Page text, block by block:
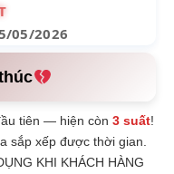
05/2026
tiên — hiện còn3 suất!
sắp xếp được thời gian.
KHI KHÁCH HÀNG